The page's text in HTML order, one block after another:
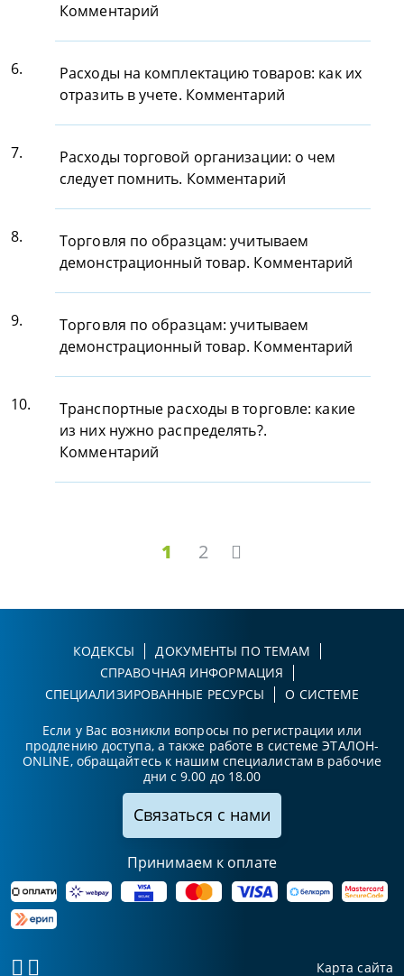
Комментарий
6.
Расходы на комплектацию товаров: как их
отразить в учете. Комментарий
7.
Расходы торговой организации: о чем
следует помнить. Комментарий
8.
Торговля по образцам: учитываем
демонстрационный товар. Комментарий
9.
Торговля по образцам: учитываем
демонстрационный товар. Комментарий
10.
Транспортные расходы в торговле: какие
из них нужно распределять?.
Комментарий
1 2
КОДЕКСЫ
ДОКУМЕНТЫ ПО ТЕМАМ
СПРАВОЧНАЯ ИНФОРМАЦИЯ
СПЕЦИАЛИЗИРОВАННЫЕ РЕСУРСЫ
О СИСТЕМЕ
Если у Вас возникли вопросы по регистрации или
продлению доступа, а также работе в системе ЭТАЛОН-
ONLINE, обращайтесь к нашим специалистам в рабочие
дни с 9.00 до 18.00
Связаться с нами
Принимаем к оплате
Карта сайта